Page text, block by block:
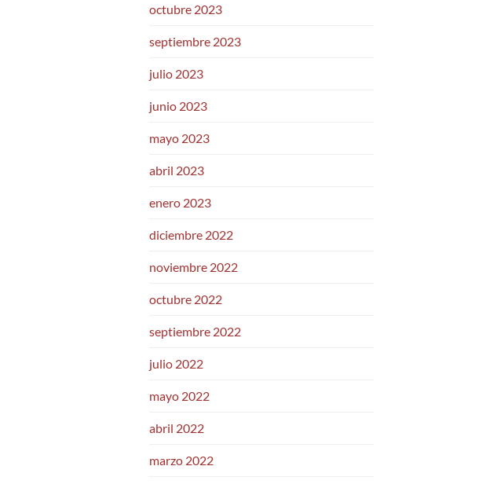
octubre 2023
septiembre 2023
julio 2023
junio 2023
mayo 2023
abril 2023
enero 2023
diciembre 2022
noviembre 2022
octubre 2022
septiembre 2022
julio 2022
mayo 2022
abril 2022
marzo 2022